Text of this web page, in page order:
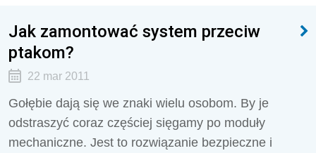
Jak zamontować system przeciw
ptakom?
22 mar 2011
Gołębie dają się we znaki wielu osobom. By je
odstraszyć coraz częściej sięgamy po moduły
mechaniczne. Jest to rozwiązanie bezpieczne i